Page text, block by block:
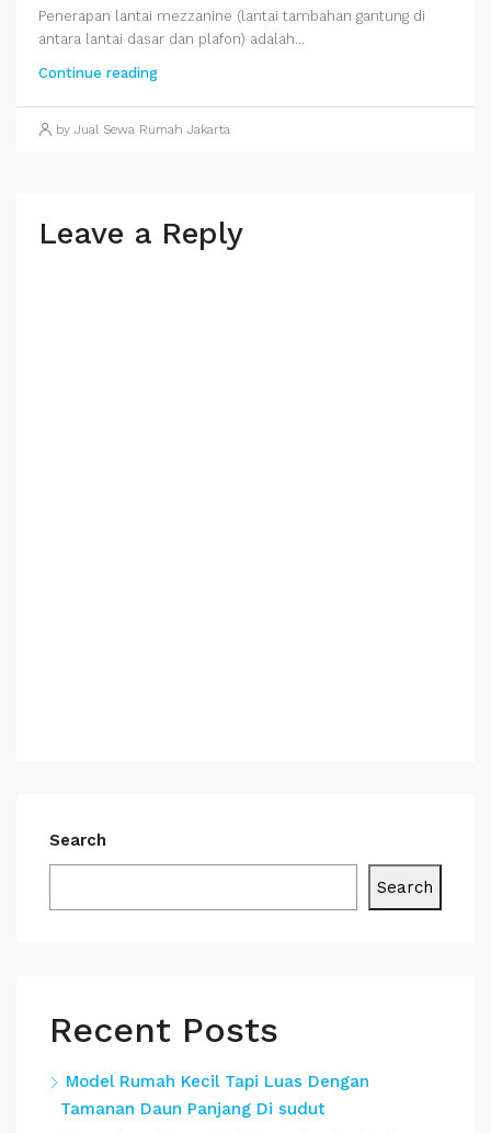
Penerapan lantai mezzanine (lantai tambahan gantung di
antara lantai dasar dan plafon) adalah...
Continue reading
by Jual Sewa Rumah Jakarta
Leave a Reply
Search
Search
Recent Posts
Model Rumah Kecil Tapi Luas Dengan
Tamanan Daun Panjang Di sudut